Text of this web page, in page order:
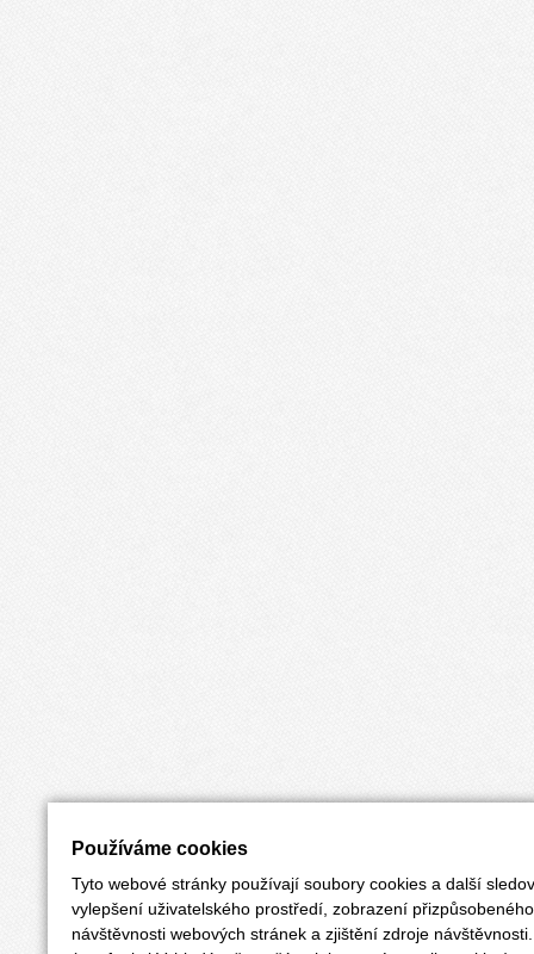
Používáme cookies
Tyto webové stránky používají soubory cookies a další
vylepšení uživatelského prostředí, zobrazení
návštěvnosti webových stránek a zjištění zdroje návštěvnosti.